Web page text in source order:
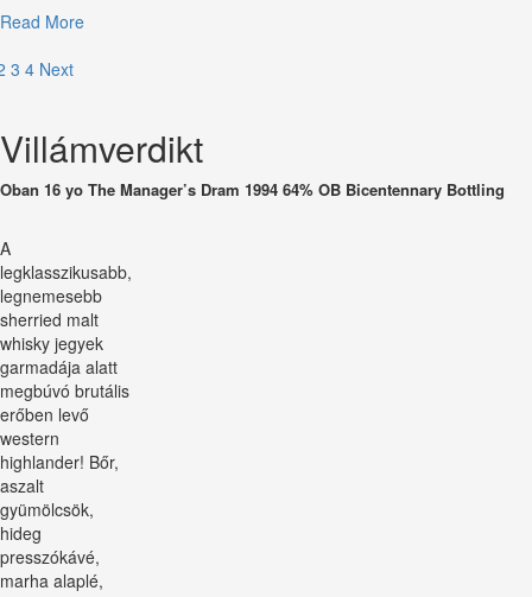
Read MoreRead
Nevis
Oloróziából
3 4 Next
Villámverdikt
Oban 16 yo The Manager’s Dram 1994 64% OB Bicentennary Bottling
A
legklasszikusabb,
legnemesebb
sherried malt
whisky jegyek
garmadája alatt
megbúvó brutális
erőben levő
western
highlander! Bőr,
aszalt
gyümölcsök,
hideg
presszókávé,
marha alaplé,